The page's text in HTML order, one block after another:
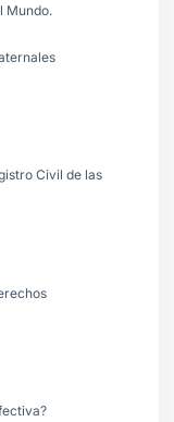
Mundo.
Civil de las